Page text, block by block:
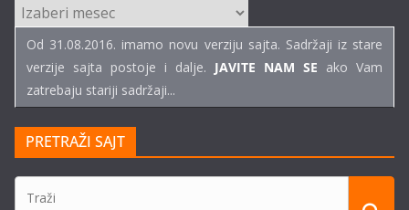
ARHIVE
TEKSTOVA
Od 31.08.2016. imamo novu verziju sajta. Sadržaji iz stare
verzije sajta postoje i dalje. JAVITE NAM SE ako Vam
zatrebaju stariji sadržaji...
PRETRAŽI SAJT